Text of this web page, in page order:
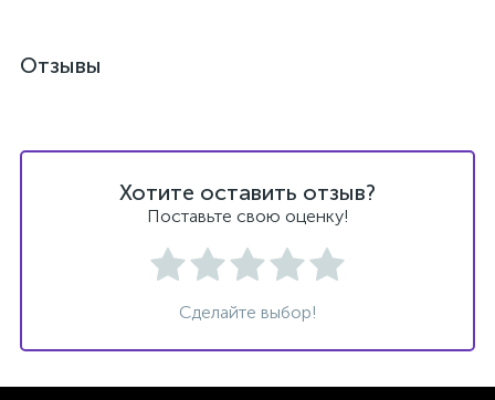
Отзывы
Хотите оставить отзыв?
Поставьте свою оценку!
Сделайте выбор!